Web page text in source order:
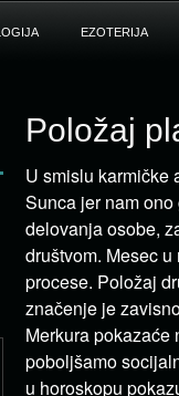
EZOTERIJA
Položaj
U smislu karmičke
Sunca jer nam
delovanja osobe,
društvom. Mesec
procese. Položaj
značenje je
Merkura pokazaće
poboljšamo
u horoskopu